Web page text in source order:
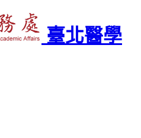
臺北醫學